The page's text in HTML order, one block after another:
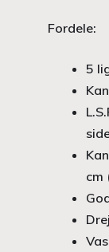
Fordele:
5
cm